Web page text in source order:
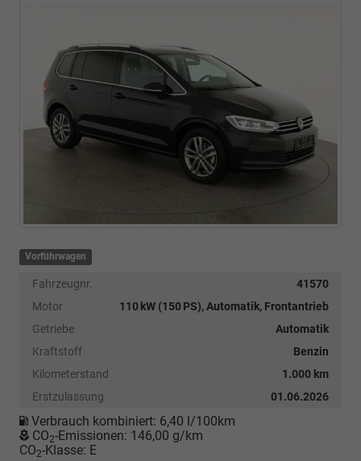
Vorführwagen
Fahrzeugnr.
41570
Motor
110 kW (150 PS), Automatik, Frontantrieb
Getriebe
Automatik
Kraftstoff
Benzin
Kilometerstand
1.000 km
Erstzulassung
01.06.2026
Verbrauch kombiniert: 6,40 l/100km
CO2-Emissionen: 146,00 g/km
CO2-Klasse: E